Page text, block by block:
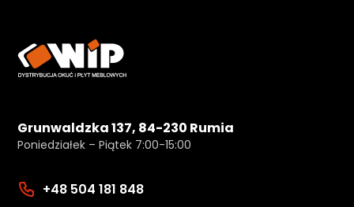
Grunwaldzka 137, 84-230 Rumia
Poniedziałek – Piątek 7:00-15:00
+48 504 181 848